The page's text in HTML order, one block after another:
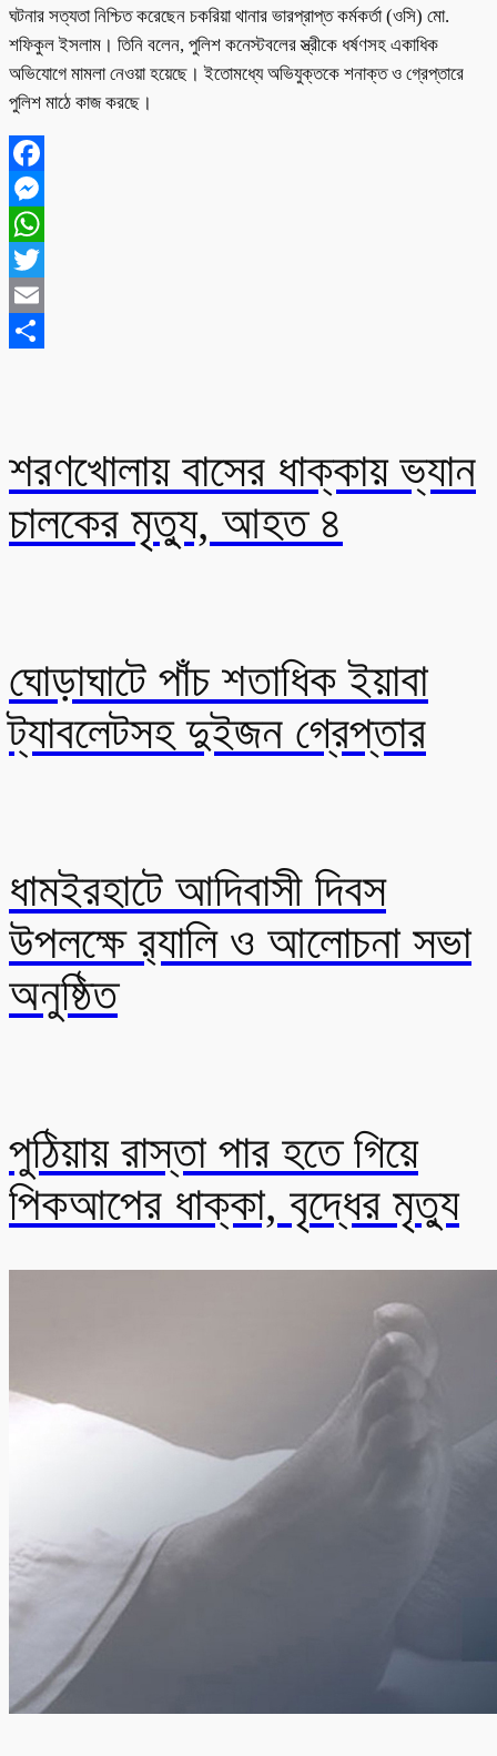
ঘটনার সত্যতা নিশ্চিত করেছেন চকরিয়া থানার ভারপ্রাপ্ত কর্মকর্তা (ওসি) মো.
শফিকুল ইসলাম। তিনি বলেন, পুলিশ কনেস্টবলের স্ত্রীকে ধর্ষণসহ একাধিক
অভিযোগে মামলা নেওয়া হয়েছে। ইতোমধ্যে অভিযুক্তকে শনাক্ত ও গ্রেপ্তারে
পুলিশ মাঠে কাজ করছে।
Facebook
Messenger
WhatsApp
Twitter
Email
শরণখোলায় বাসের ধাক্কায় ভ্যান
চালকের মৃত্যু, আহত ৪
ঘোড়াঘাটে পাঁচ শতাধিক ইয়াবা
ট্যাবলেটসহ দুইজন গ্রেপ্তার
ধামইরহাটে আদিবাসী দিবস
উপলক্ষে র‍্যালি ও আলোচনা সভা
অনুষ্ঠিত
পুঠিয়ায় রাস্তা পার হতে গিয়ে
পিকআপের ধাক্কা, বৃদ্ধের মৃত্যু